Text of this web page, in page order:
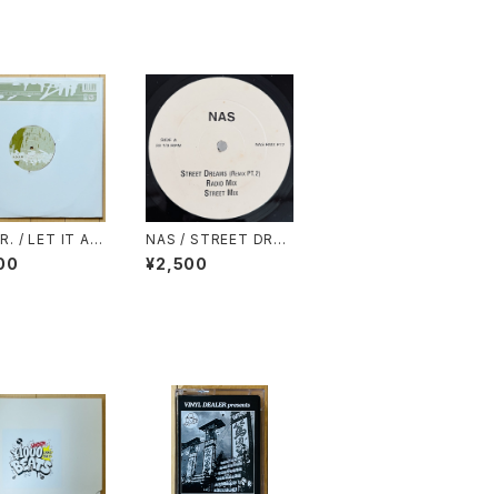
/ LET IT AL
OUT(RAE &
REMIX)
NAS / STREET DREA
MS(REMIX PT.2)
¥2,500